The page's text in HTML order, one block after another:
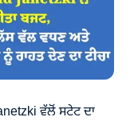
ਵੱਲੋਂ ਸਟੇਟ ਦਾ